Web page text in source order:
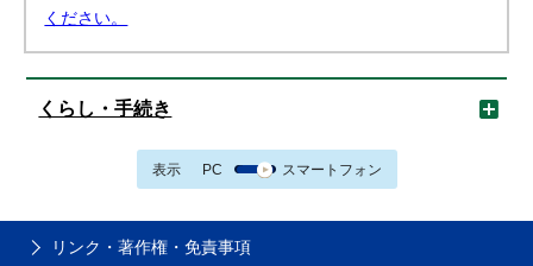
ください。
くらし・手続き
表示 PC スマートフォン
リンク・著作権・免責事項